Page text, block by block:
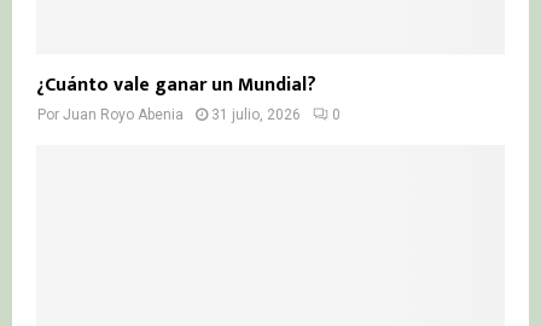
¿Cuánto vale ganar un Mundial?
Por Juan Royo Abenia 31 julio, 2026 0